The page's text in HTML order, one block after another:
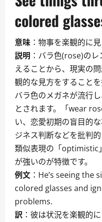
colored
意味 ：物事を楽観的に
説明 ：バラ色(rose)の
えることから、現実の
観的な見方をすること
バラ色のメガネが流行
とされます。「wear
い、恋愛初期の盲目的
ジネス判断などを批判
類似表現の「optimistic
が強いのが特徴です。
例文 ：He’s seeing
colored glasses and
problems.
訳 ：彼は状況を楽観的